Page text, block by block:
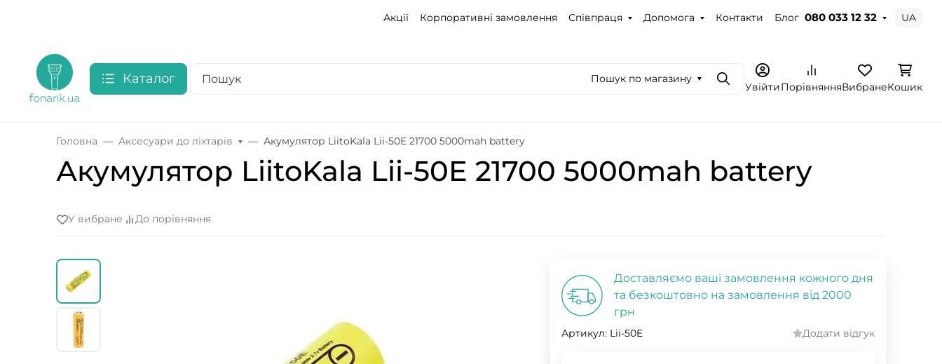
Акції Корпоративні замовлення Співпраця Допомога Контакти Блог 080 033 12 32 UA
Каталог Пошук по магазину
ПошукУвійтиПорівнянняВибранеКошик
Головна Аксесуари до ліхтарів Акумулятор LiitoKala Lii-50E 21700 5000mah battery
Акумулятор LiitoKala Lii-50E 21700 5000mah battery
У вибране До порівняння
Доставляємо ваші замовлення кожного дня
та безкоштовно на замовлення від 2000
грн
Артикул: Lii-50E Додати відгук